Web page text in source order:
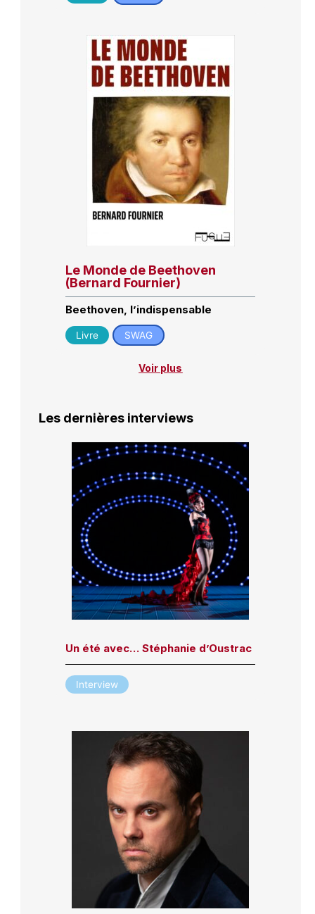
Le Monde de Beethoven
(Bernard Fournier)
Beethoven, l’indispensable
Livre SWAG
Voir plus
Les dernières interviews
Un été avec… Stéphanie d’Oustrac
Interview